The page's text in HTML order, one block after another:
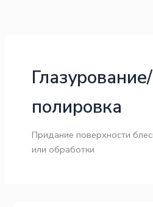
Глазурование/
полировка
Придание поверхности
или обработки